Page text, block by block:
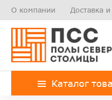
О компании Доставка
Каталог